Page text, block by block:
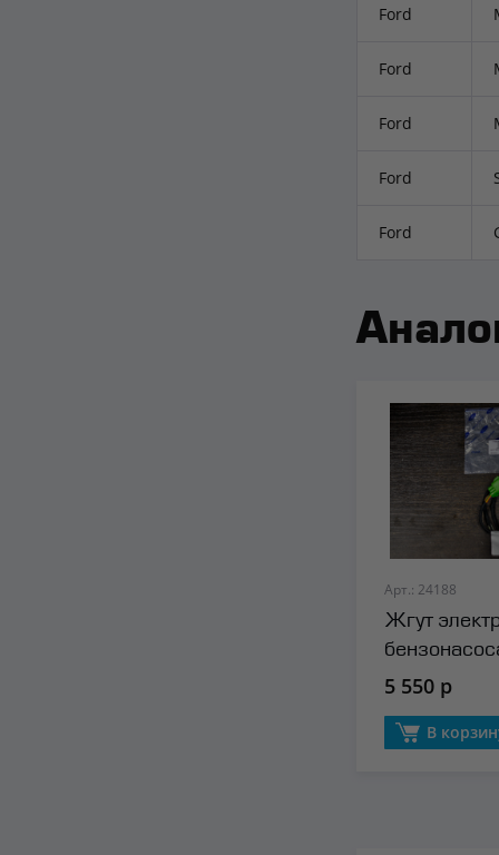
Ford
Ford
Ford
Ford
Ford
Арт.: 24188
Жгут
5 550 р
В